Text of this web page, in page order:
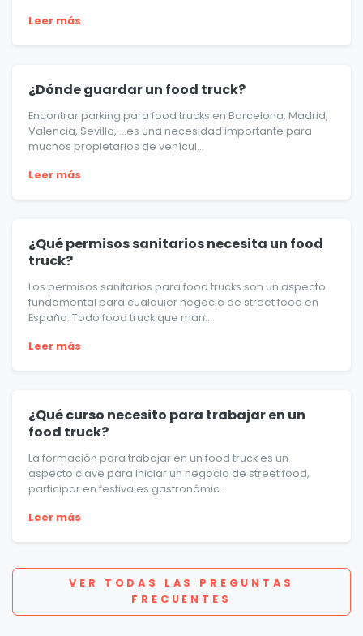
Leer más
¿Dónde guardar un food truck?
Encontrar parking para food trucks en Barcelona, Madrid,
Valencia, Sevilla, …es una necesidad importante para
muchos propietarios de vehícul...
Leer más
¿Qué permisos sanitarios necesita un food
truck?
Los permisos sanitarios para food trucks son un aspecto
fundamental para cualquier negocio de street food en
España. Todo food truck que man...
Leer más
¿Qué curso necesito para trabajar en un
food truck?
La formación para trabajar en un food truck es un
aspecto clave para iniciar un negocio de street food,
participar en festivales gastronómic...
Leer más
VER TODAS LAS PREGUNTAS
FRECUENTES